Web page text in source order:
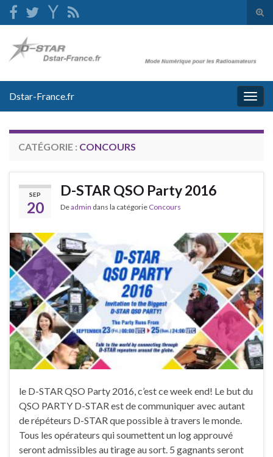
Dstar-France.fr
CATÉGORIE : CONCOURS
SEP
20
D-STAR QSO Party 2016
Deadmin dans la catégorie Concours
le D-STAR QSO Party 2016, c’est ce week end! Le but du
QSO PARTY D-STAR est de communiquer avec autant
de répéteurs D-STAR que possible à travers le monde.
Tous les opérateurs qui soumettent un log approuvé
seront admissibles au tirage au sort. 5 gagnants seront